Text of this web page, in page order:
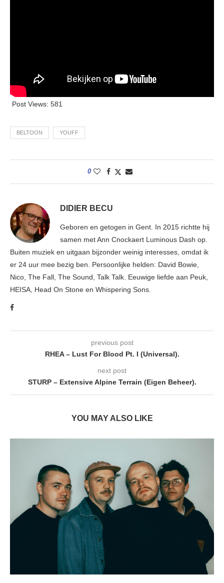
Post Views: 581
BELTOON YOUFF
0
DIDIER BECU
Geboren en getogen in Gent. In 2015 richtte hij
samen met Ann Cnockaert Luminous Dash op.
Buiten muziek en uitgaan bijzonder weinig interesses, omdat ik
er 24 uur mee bezig ben. Persoonlijke helden: David Bowie,
Nico, The Fall, The Sound, Talk Talk. Eeuwige liefde aan Peuk,
HEISA, Head On Stone en Whispering Sons.
previous post
RHEA – Lust For Blood Pt. I (Universal).
next post
STURP – Extensive Alpine Terrain (Eigen Beheer).
YOU MAY ALSO LIKE